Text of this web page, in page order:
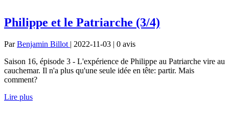
Philippe et le Patriarche (3/4)
ParBenjamin Billot | 2022-11-03 | 0 avis
Saison 16, épisode 3 - L'expérience de Philippe au Patriarche vire au
cauchemar. Il n'a plus qu'une seule idée en tête: partir. Mais
comment?
Lire plus